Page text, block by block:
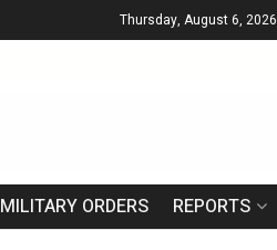
Thursday, August 6, 2026
MILITARY ORDERS REPORTS